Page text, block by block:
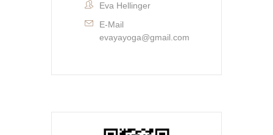
Eva Hellinger
E-Mail
evayayoga@gmail.com